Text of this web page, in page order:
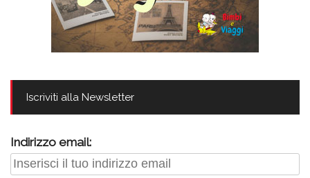
Iscriviti alla Newsletter
Indirizzo email: